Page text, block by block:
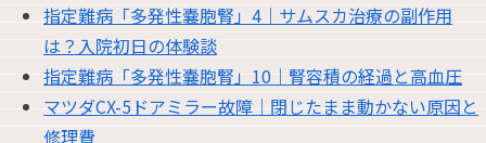
指定難病「多発性嚢胞腎」4｜サムスカ治療の副作用
は？入院初日の体験談
指定難病「多発性嚢胞腎」10｜腎容積の経過と高血圧
マツダCX-5ドアミラー故障｜閉じたまま動かない原因と
修理費